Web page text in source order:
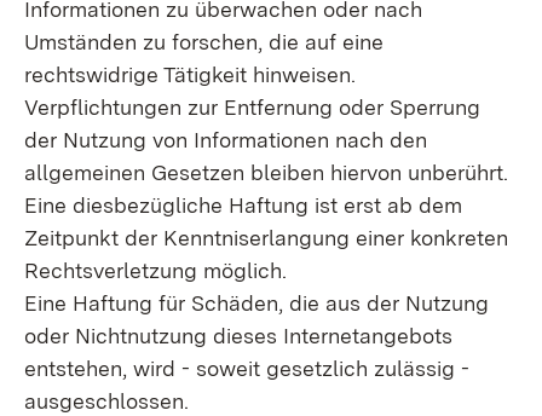
Informationen zu überwachen oder nach
Umständen zu forschen, die auf eine
rechtswidrige Tätigkeit hinweisen.
Verpflichtungen zur Entfernung oder Sperrung
der Nutzung von Informationen nach den
allgemeinen Gesetzen bleiben hiervon unberührt.
Eine diesbezügliche Haftung ist erst ab dem
Zeitpunkt der Kenntniserlangung einer konkreten
Rechtsverletzung möglich.
Eine Haftung für Schäden, die aus der Nutzung
oder Nichtnutzung dieses Internetangebots
entstehen, wird - soweit gesetzlich zulässig -
ausgeschlossen.